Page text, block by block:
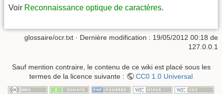
Voir Reconnaissance optique de caractères.
glossaire/ocr.txt · Dernière modification : 19/05/2012 00:18 de
127.0.0.1
Sauf mention contraire, le contenu de ce wiki est placé sous les
termes de la licence suivante :
CC0 1.0 Universal